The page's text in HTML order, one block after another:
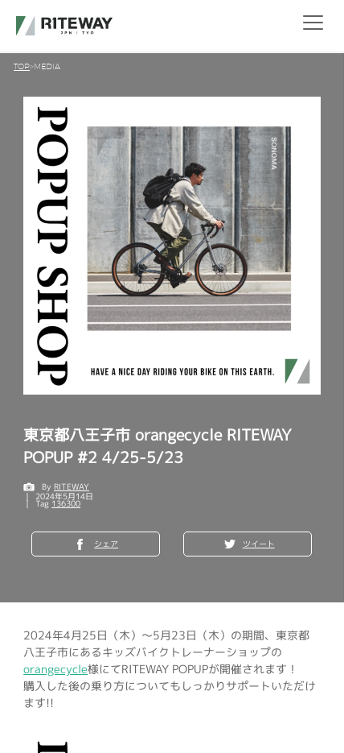
TOP MEDIA
東京都八王子市 orangecycle RITEWAY
POPUP #2 4/25-5/23
By RITEWAY
2024年5月14日
Tag 136300
シェア ツイート
2024年4月25日（木）～5月23日（木）の期間、東京都
八王子市にあるキッズバイクトレーナーショップの
orangecycle様にてRITEWAY POPUPが開催されます！
購入した後の乗り方についてもしっかりサポートいただけ
ます!!